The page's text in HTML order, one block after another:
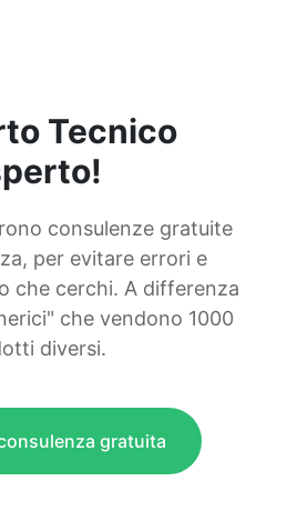
Tecnico
consulenze gratuite
per evitare errori e
che cerchi. A differenza
che vendono 1000
diversi.
gratuita